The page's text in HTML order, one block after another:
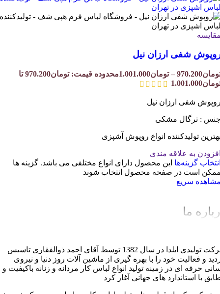
شفی ارزان نیل
970.200
– تومان1.001.000
محدوده قیمت: تومان970.200 تا
شفی ارزان نیل
: ترگال مشکی
تولیدکننده انواع روپوش آشپزی
به علاقه مندی
گزینه‌ها این محصول دارای انواع مختلفی می باشد. گزینه ها
است در صفحه محصول انتخاب شوند
سریع
ما
شرکت تولیدی ایلدا در سال 1382 توسط آقای احمد ذوالفقاری تاسیس
و فعالیت خود را با بهره گیری از ماشین آلات روز دنیا و نیروی
حرفه ای در زمینه تولید انواع لباس کار مردانه و زنانه باکیفیت و
با استاندارد های جهانی آغاز کرد